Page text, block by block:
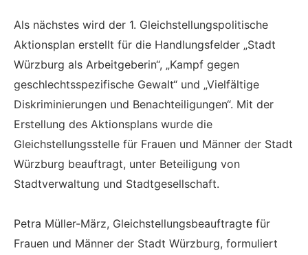
Als nächstes wird der 1. Gleichstellungspolitische
Aktionsplan erstellt für die Handlungsfelder „Stadt
Würzburg als Arbeitgeberin“, „Kampf gegen
geschlechtsspezifische Gewalt“ und „Vielfältige
Diskriminierungen und Benachteiligungen“. Mit der
Erstellung des Aktionsplans wurde die
Gleichstellungsstelle für Frauen und Männer der Stadt
Würzburg beauftragt, unter Beteiligung von
Stadtverwaltung und Stadtgesellschaft.
Petra Müller-März, Gleichstellungsbeauftragte für
Frauen und Männer der Stadt Würzburg, formuliert